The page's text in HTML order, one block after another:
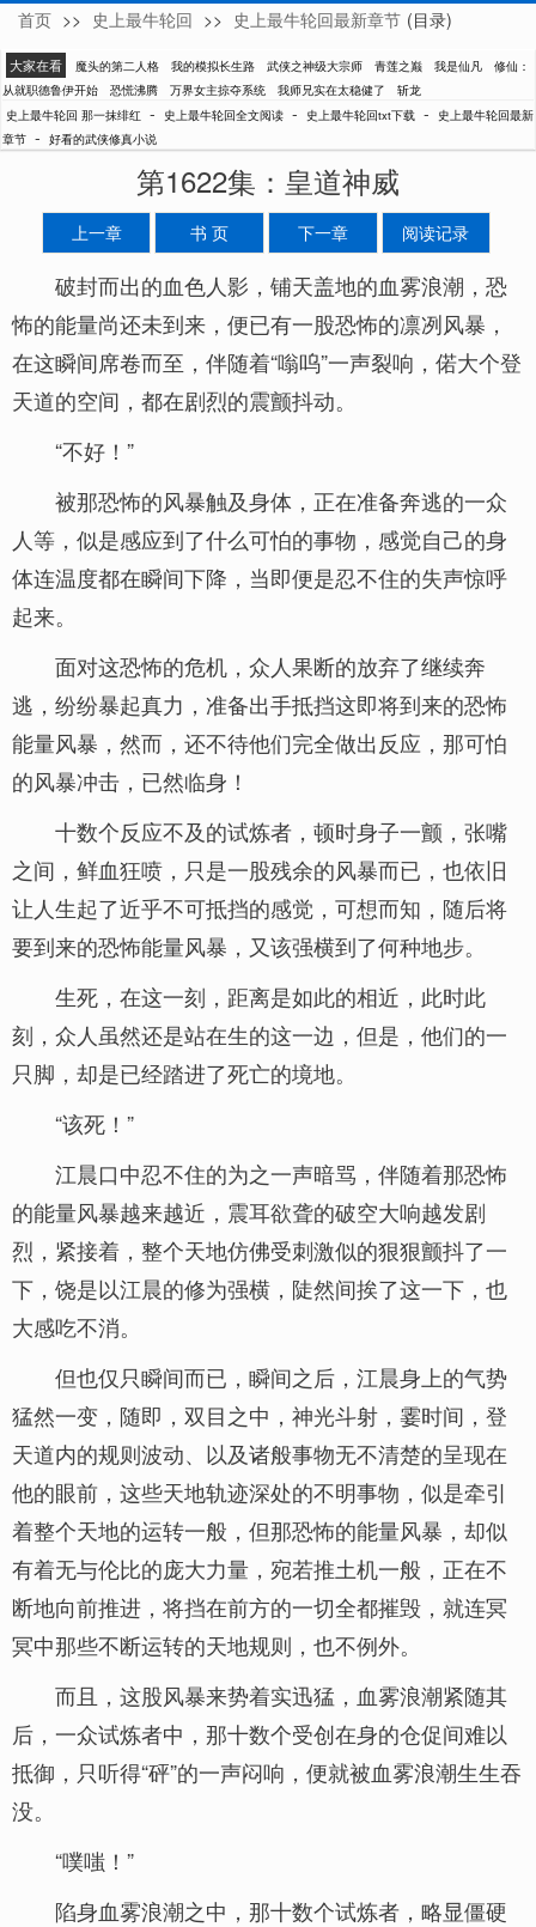
那一抹绯红
首页 >> 史上最牛轮回 >> 史上最牛轮回最新章节 (目录)
大家在看 魔头的第二人格 我的模拟长生路 武侠之神级大宗师 青莲之巅 我是仙凡
修仙：
从就职德鲁伊开始
恐慌沸腾 万界女主掠夺系统 我师兄实在太稳健了
斩龙
史上最牛轮回 那一抹绯红 - 史上最牛轮回全文阅读 - 史上最牛轮回txt下载 -
史上最牛轮回最新
章节 - 好看的武侠修真小说
第1622集：皇道神威
上一章 书 页 下一章 阅读记录
破封而出的血色人影，铺天盖地的血雾浪潮，恐
怖的能量尚还未到来，便已有一股恐怖的凛冽风暴，
在这瞬间席卷而至，伴随着“嗡呜”一声裂响，偌大个登
天道的空间，都在剧烈的震颤抖动。
“不好！”
被那恐怖的风暴触及身体，正在准备奔逃的一众
人等，似是感应到了什么可怕的事物，感觉自己的身
体连温度都在瞬间下降，当即便是忍不住的失声惊呼
起来。
面对这恐怖的危机，众人果断的放弃了继续奔
逃，纷纷暴起真力，准备出手抵挡这即将到来的恐怖
能量风暴，然而，还不待他们完全做出反应，那可怕
的风暴冲击，已然临身！
十数个反应不及的试炼者，顿时身子一颤，张嘴
之间，鲜血狂喷，只是一股残余的风暴而已，也依旧
让人生起了近乎不可抵挡的感觉，可想而知，随后将
要到来的恐怖能量风暴，又该强横到了何种地步。
生死，在这一刻，距离是如此的相近，此时此
刻，众人虽然还是站在生的这一边，但是，他们的一
只脚，却是已经踏进了死亡的境地。
“该死！”
江晨口中忍不住的为之一声暗骂，伴随着那恐怖
的能量风暴越来越近，震耳欲聋的破空大响越发剧
烈，紧接着，整个天地仿佛受刺激似的狠狠颤抖了一
下，饶是以江晨的修为强横，陡然间挨了这一下，也
大感吃不消。
但也仅只瞬间而已，瞬间之后，江晨身上的气势
猛然一变，随即，双目之中，神光斗射，霎时间，登
天道内的规则波动、以及诸般事物无不清楚的呈现在
他的眼前，这些天地轨迹深处的不明事物，似是牵引
着整个天地的运转一般，但那恐怖的能量风暴，却似
有着无与伦比的庞大力量，宛若推土机一般，正在不
断地向前推进，将挡在前方的一切全都摧毁，就连冥
冥中那些不断运转的天地规则，也不例外。
而且，这股风暴来势着实迅猛，血雾浪潮紧随其
后，一众试炼者中，那十数个受创在身的仓促间难以
抵御，只听得“砰”的一声闷响，便就被血雾浪潮生生吞
没。
“噗嗤！”
陷身血雾浪潮之中，那十数个试炼者，略显僵硬